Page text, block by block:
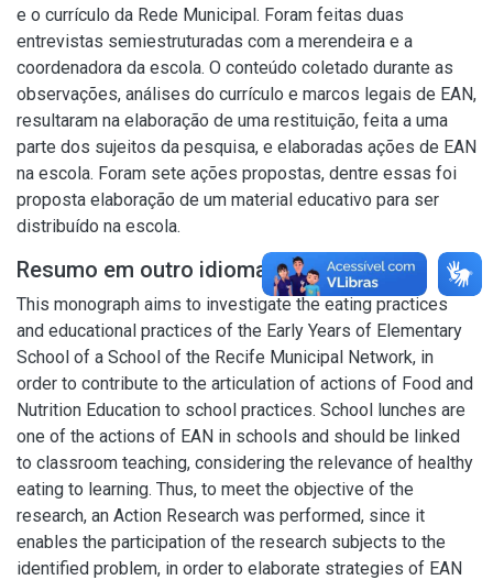
e o currículo da Rede Municipal. Foram feitas duas
entrevistas semiestruturadas com a merendeira e a
coordenadora da escola. O conteúdo coletado durante as
observações, análises do currículo e marcos legais de EAN,
resultaram na elaboração de uma restituição, feita a uma
parte dos sujeitos da pesquisa, e elaboradas ações de EAN
na escola. Foram sete ações propostas, dentre essas foi
proposta elaboração de um material educativo para ser
distribuído na escola.
Resumo em outro idioma
This monograph aims to investigate the eating practices
and educational practices of the Early Years of Elementary
School of a School of the Recife Municipal Network, in
order to contribute to the articulation of actions of Food and
Nutrition Education to school practices. School lunches are
one of the actions of EAN in schools and should be linked
to classroom teaching, considering the relevance of healthy
eating to learning. Thus, to meet the objective of the
research, an Action Research was performed, since it
enables the participation of the research subjects to the
identified problem, in order to elaborate strategies of EAN